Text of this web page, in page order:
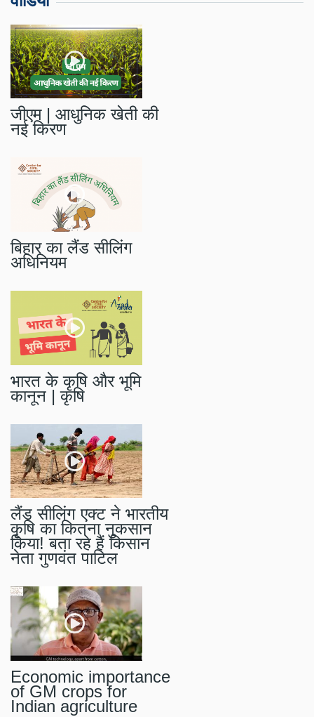
जीएम | आधुनिक खेती की
नई किरण
बिहार का लैंड सीलिंग
अधिनियम
भारत के कृषि और भूमि
कानून | कृषि
लैंड सीलिंग एक्ट ने भारतीय
कृषि का कितना नुकसान
किया! बता रहे हैं किसान
नेता गुणवंत पाटिल
Economic importance
of GM crops for
Indian agriculture